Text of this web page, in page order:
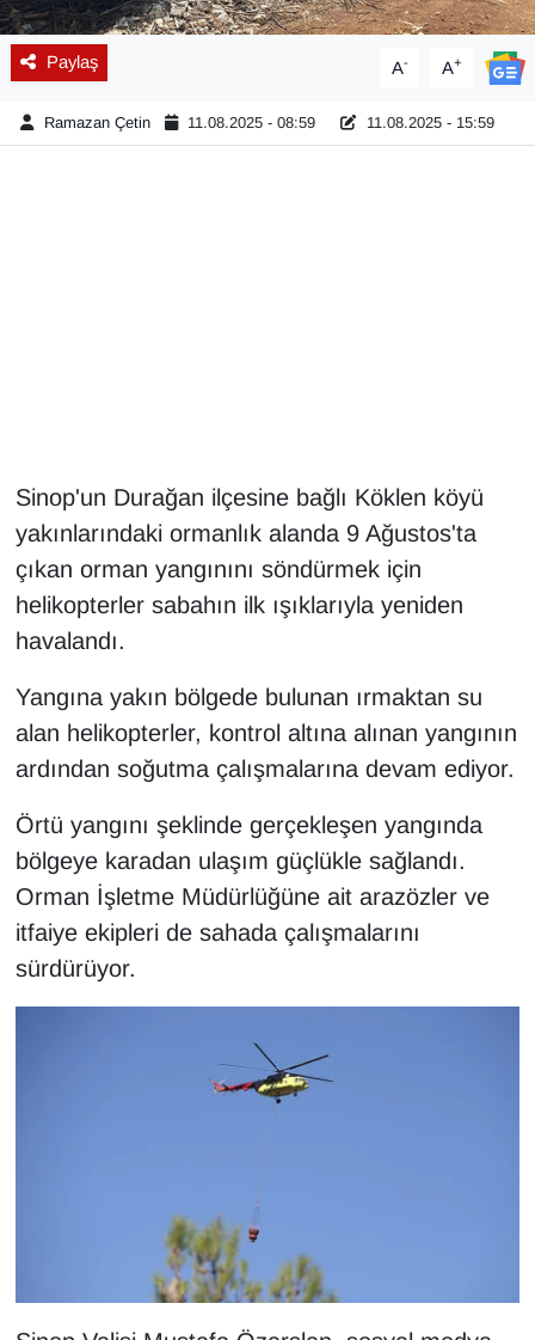
Paylaş A- A+
Ramazan Çetin 11.08.2025 - 08:59 11.08.2025 - 15:59
Sinop'un Durağan ilçesine bağlı Köklen köyü
yakınlarındaki ormanlık alanda 9 Ağustos'ta
çıkan orman yangınını söndürmek için
helikopterler sabahın ilk ışıklarıyla yeniden
havalandı.
Yangına yakın bölgede bulunan ırmaktan su
alan helikopterler, kontrol altına alınan yangının
ardından soğutma çalışmalarına devam ediyor.
Örtü yangını şeklinde gerçekleşen yangında
bölgeye karadan ulaşım güçlükle sağlandı.
Orman İşletme Müdürlüğüne ait arazözler ve
itfaiye ekipleri de sahada çalışmalarını
sürdürüyor.
Emlak
En çok konuşulanlar
Kadın
Kamu Alımları
Kim Kimdir?
Kültür & Sanat
KURDÎ
MAGAZİN
MEDYA
ONE EKONOMİ
Sinema - TV